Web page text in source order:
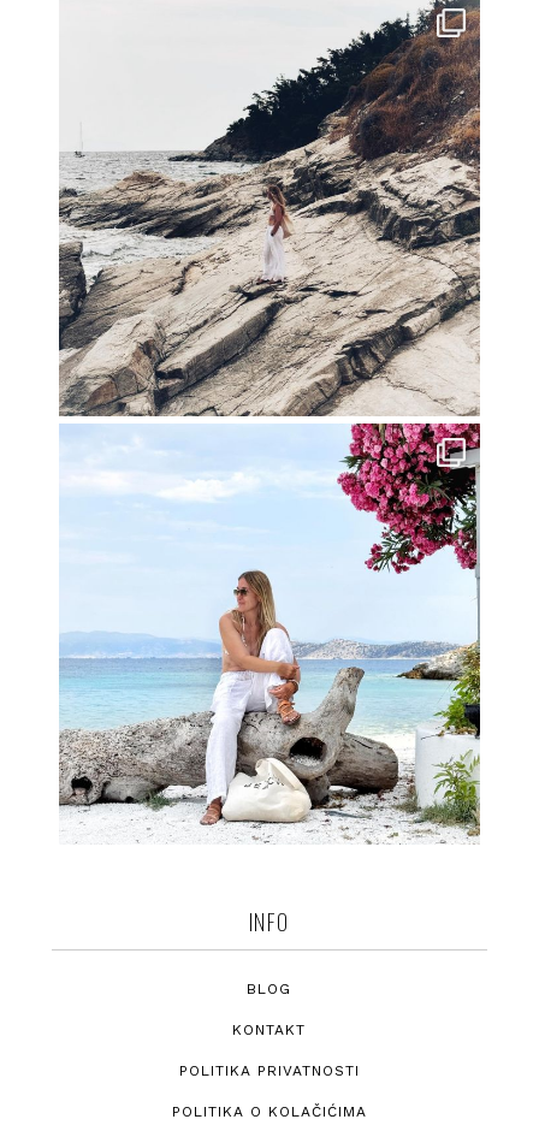
INFO
BLOG
KONTAKT
POLITIKA PRIVATNOSTI
POLITIKA O KOLAČIĆIMA